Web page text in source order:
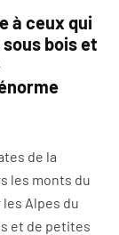
à ceux qui
bois et
de la
les monts du
Alpes du
et de petites